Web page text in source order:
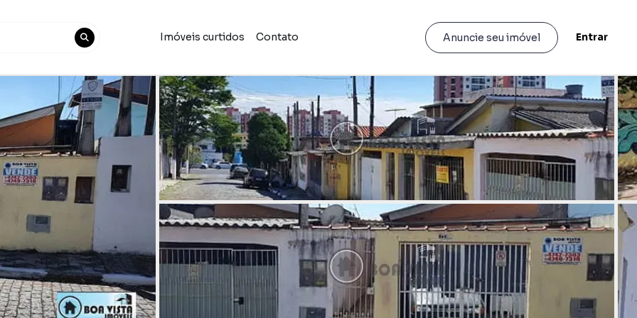
Imóveis curtidos Contato Anuncie seu imóvel Entrar